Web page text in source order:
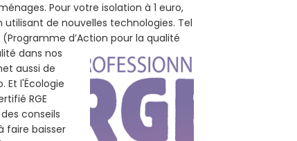
Pour votre isolation à 1 euro,
utilisant de nouvelles technologies. Tel
d’Action pour la qualité
dans nos
aussi de
Et l'Écologie
RGE
conseils
faire baisser